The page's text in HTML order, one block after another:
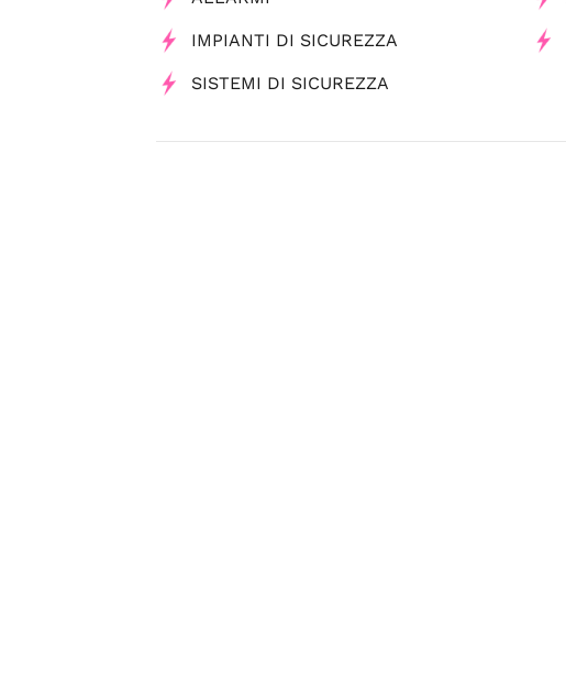
IMPIANTI DI SICUREZZA
SISTEMI DI SICUREZZA